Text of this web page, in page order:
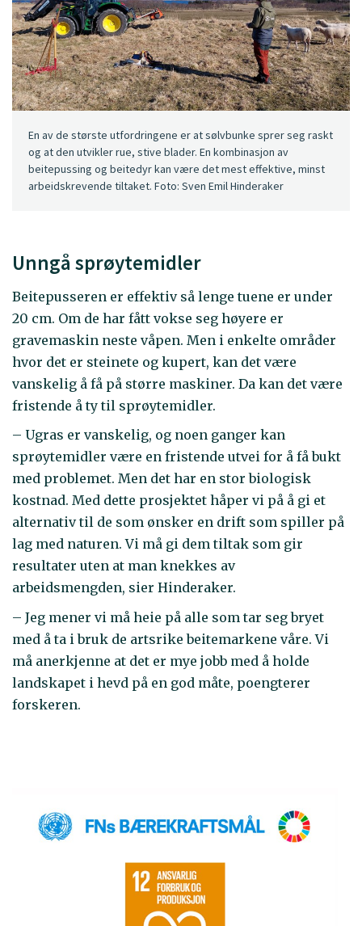
En av de største utfordringene er at sølvbunke sprer seg raskt
og at den utvikler rue, stive blader. En kombinasjon av
beitepussing og beitedyr kan være det mest effektive, minst
arbeidskrevende tiltaket. Foto: Sven Emil Hinderaker
Unngå sprøytemidler
Beitepusseren er effektiv så lenge tuene er under
20 cm. Om de har fått vokse seg høyere er
gravemaskin neste våpen. Men i enkelte områder
hvor det er steinete og kupert, kan det være
vanskelig å få på større maskiner. Da kan det være
fristende å ty til sprøytemidler.
– Ugras er vanskelig, og noen ganger kan
sprøytemidler være en fristende utvei for å få bukt
med problemet. Men det har en stor biologisk
kostnad. Med dette prosjektet håper vi på å gi et
alternativ til de som ønsker en drift som spiller på
lag med naturen. Vi må gi dem tiltak som gir
resultater uten at man knekkes av
arbeidsmengden, sier Hinderaker.
– Jeg mener vi må heie på alle som tar seg bryet
med å ta i bruk de artsrike beitemarkene våre. Vi
må anerkjenne at det er mye jobb med å holde
landskapet i hevd på en god måte, poengterer
forskeren.